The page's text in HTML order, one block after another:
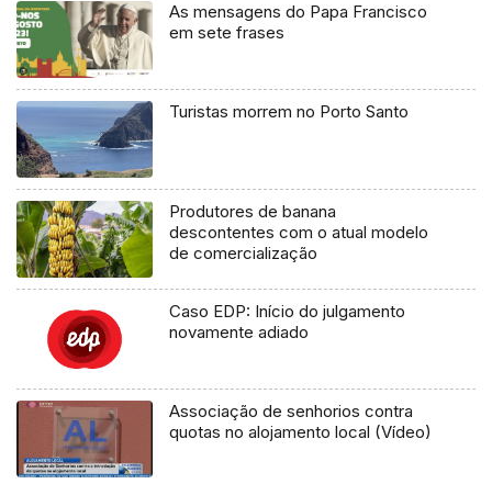
As mensagens do Papa Francisco
em sete frases
Turistas morrem no Porto Santo
Produtores de banana
descontentes com o atual modelo
de comercialização
Caso EDP: Início do julgamento
novamente adiado
Associação de senhorios contra
quotas no alojamento local (Vídeo)